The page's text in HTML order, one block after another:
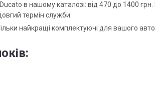
в нашому каталозі: від 470 до 1400
термін служби.
найкращі комплектуючі для вашого